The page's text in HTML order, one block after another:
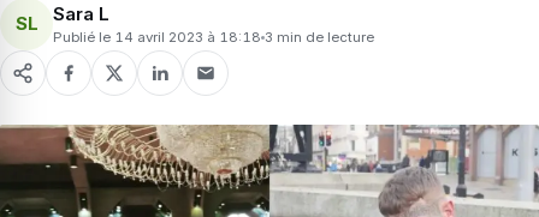
SL Sara L
Publié le 14 avril 2023 à 18:18 3 min de lecture